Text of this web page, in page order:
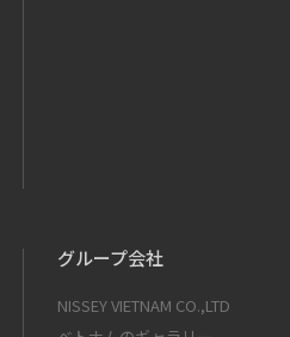
グループ会社
NISSEY VIETNAM CO.,LTD